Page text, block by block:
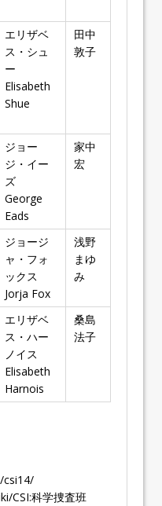
エリザベ
ス・シュ
ー
Elisabeth
Shue
田中
敦子
ジョー
ジ・イー
ズ
George
Eads
家中
宏
ジョージ
ャ・フォ
ックス
Jorja Fox
浅野
まゆ
み
エリザベ
ス・ハー
ノイス
Elisabeth
Harnois
桑島
法子
csi14/
CSI:科学捜査班